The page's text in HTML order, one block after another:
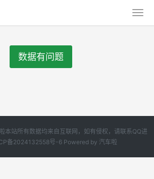
数据有问题
站所有数据均来自互联网，如有侵权，请联系QQ进
备2024132558号-6Powered by 汽车啦